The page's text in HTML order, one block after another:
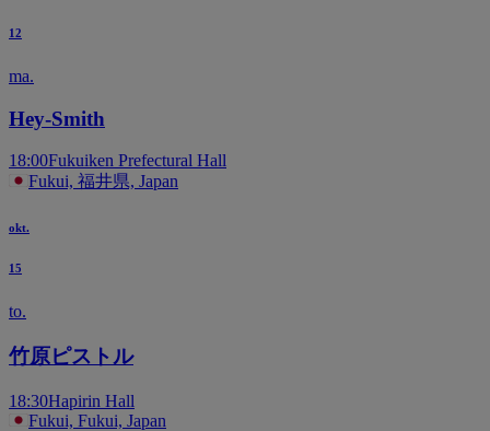
12
ma.
Hey-Smith
18:00Fukuiken Prefectural Hall
Fukui, 福井県, Japan
okt.
15
to.
竹原ピストル
18:30Hapirin Hall
Fukui, Fukui, Japan